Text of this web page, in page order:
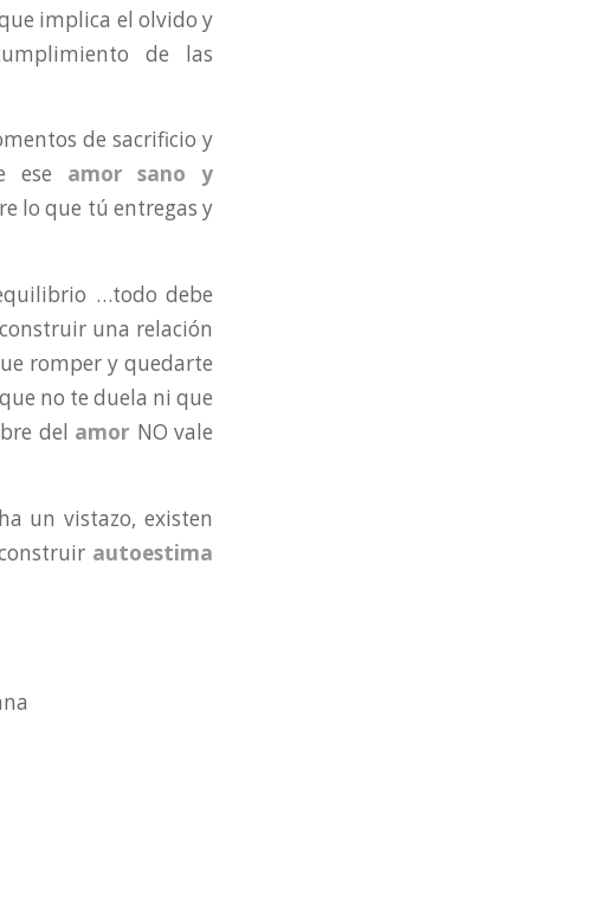
implica el olvido y
de las
de sacrificio y
ese amor sano y
lo que tú entregas y
…todo debe
una relación
romper y quedarte
no te duela ni que
del amor NO vale
un vistazo, existen
autoestima